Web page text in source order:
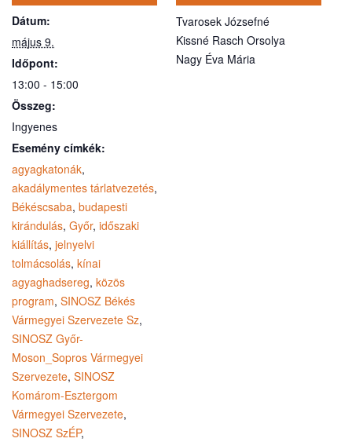
Dátum:
május 9.
Időpont:
13:00 - 15:00
Összeg:
Ingyenes
Esemény címkék:
agyagkatonák,
akadálymentes tárlatvezetés,
Békéscsaba, budapesti
kirándulás, Győr, időszaki
kiállítás, jelnyelvi
tolmácsolás, kínai
agyaghadsereg, közös
program, SINOSZ Békés
Vármegyei Szervezete Sz,
SINOSZ Győr-
Moson_Sopros Vármegyei
Szervezete, SINOSZ
Komárom-Esztergom
Vármegyei Szervezete,
SINOSZ SzÉP,
Tvarosek Józsefné
Kissné Rasch Orsolya
Nagy Éva Mária